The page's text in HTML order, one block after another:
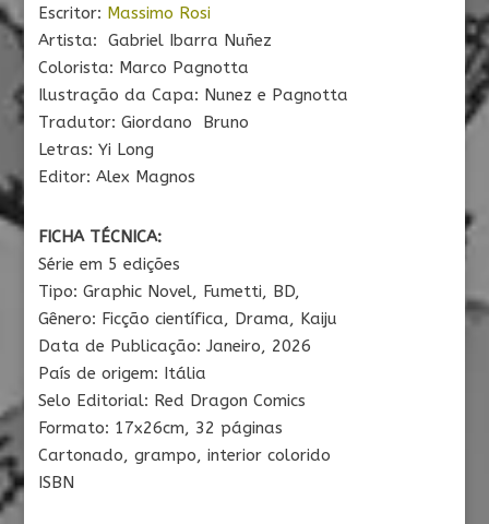
Escritor: Massimo Rosi
Artista: Gabriel Ibarra Nuñez
Colorista: Marco Pagnotta
Ilustração da Capa: Nunez e Pagnotta
Tradutor: Giordano Bruno
Letras: Yi Long
Editor: Alex Magnos
FICHA TÉCNICA:
Série em 5 edições
Tipo: Graphic Novel, Fumetti, BD,
Gênero: Ficção científica, Drama, Kaiju
Data de Publicação: Janeiro, 2026
País de origem: Itália
Selo Editorial: Red Dragon Comics
Formato: 17x26cm, 32 páginas
Cartonado, grampo, interior colorido
ISBN